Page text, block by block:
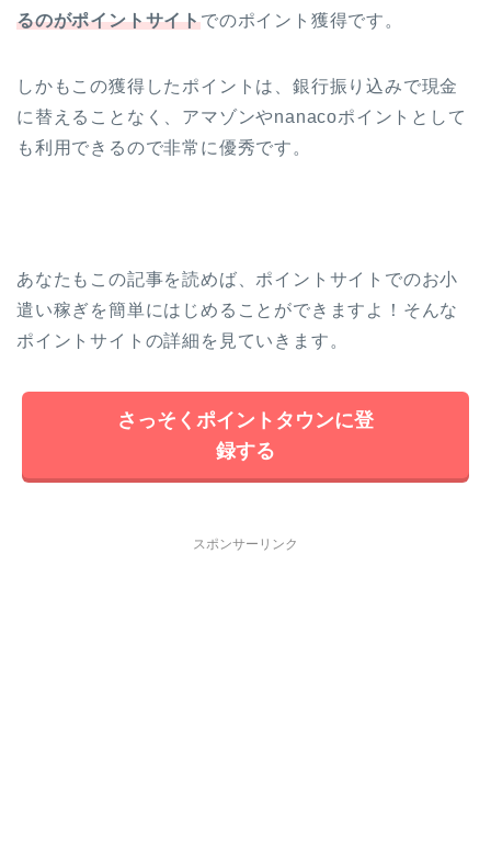
るのがポイントサイトでのポイント獲得です。
しかもこの獲得したポイントは、銀行振り込みで現金
に替えることなく、アマゾンやnanacoポイントとして
も利用できるので非常に優秀です。
あなたもこの記事を読めば、ポイントサイトでのお小
遣い稼ぎを簡単にはじめることができますよ！そんな
ポイントサイトの詳細を見ていきます。
さっそくポイントタウンに登
録する
スポンサーリンク